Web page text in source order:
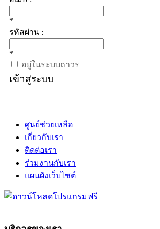
*
รหัสผ่าน :
*
อยู่ในระบบถาวร
เข้าสู่ระบบ
ศูนย์ช่วยเหลือ
เกี่ยวกับเรา
ติดต่อเรา
ร่วมงานกับเรา
แผนผังเว็บไซต์